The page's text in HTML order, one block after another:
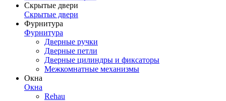
Скрытые двери
Скрытые двери
Фурнитура
Фурнитура
Дверные ручки
Дверные петли
Дверные цилиндры и фиксаторы
Межкомнатные механизмы
Окна
Окна
Rehau